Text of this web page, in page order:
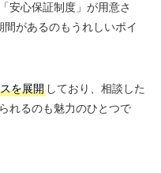
安心保証制度」が用意さ
があるのもうれしいポイ
を展開しており、相談した
れるのも魅力のひとつで